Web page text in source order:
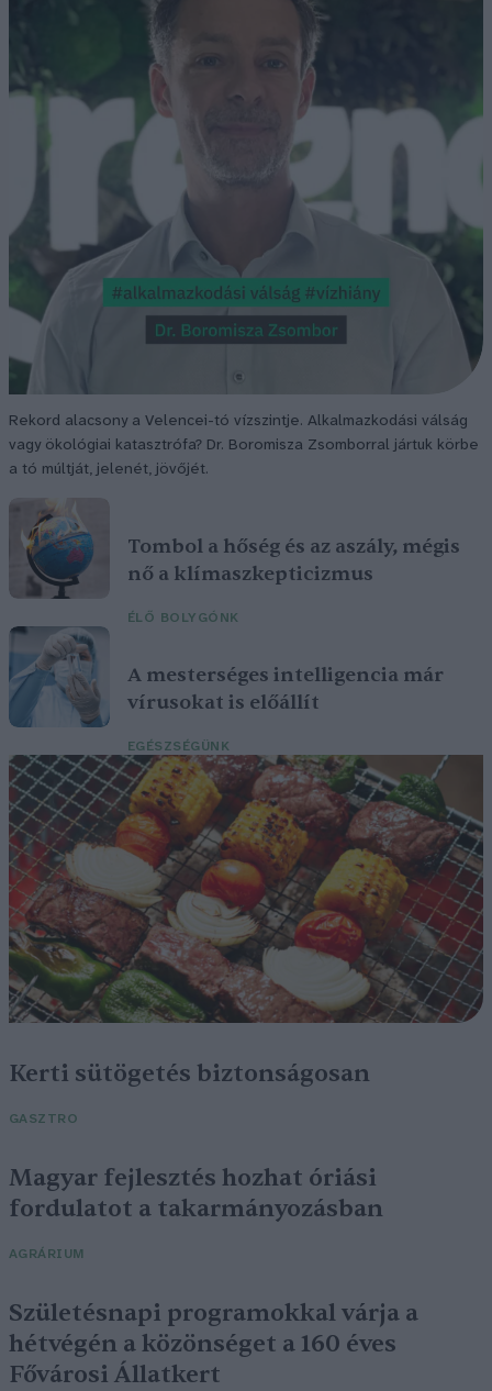
Rekord alacsony a Velencei-tó vízszintje. Alkalmazkodási válság
vagy ökológiai katasztrófa? Dr. Boromisza Zsomborral jártuk körbe
a tó múltját, jelenét, jövőjét.
Tombol a hőség és az aszály, mégis
nő a klímaszkepticizmus
ÉLŐ BOLYGÓNK
A mesterséges intelligencia már
vírusokat is előállít
EGÉSZSÉGÜNK
Kerti sütögetés biztonságosan
GASZTRO
Magyar fejlesztés hozhat óriási
fordulatot a takarmányozásban
AGRÁRIUM
Születésnapi programokkal várja a
hétvégén a közönséget a 160 éves
Fővárosi Állatkert